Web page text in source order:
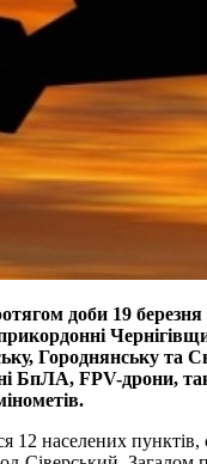
доби 19
Городнянську та
БпЛА, FPV-дрони,
12 населених пунктів,